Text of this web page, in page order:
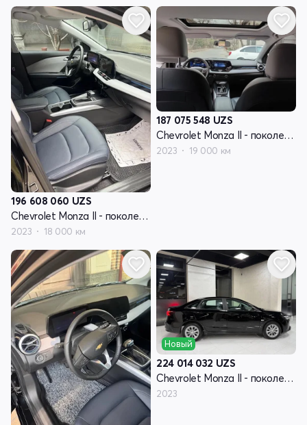
196 608 060 UZS
Chevrolet Monza II - поколение рестайлинг
2023 18 000 км
187 075 548 UZS
Chevrolet Monza II - поколение рестайлинг
2023 19 000 км
Новый
224 014 032 UZS
Chevrolet Monza II - поколение рестайлинг
2023